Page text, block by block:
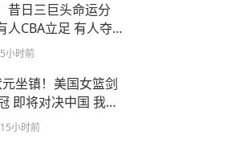
昔日三巨头命运分
人CBA立足 有人夺冠
然出局
小时前
坐镇！美国女篮剑
即将对决中国 我们
少？
15小时前